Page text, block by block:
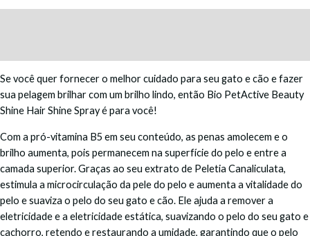
Se você quer fornecer o melhor cuidado para seu gato e cão e fazer
sua pelagem brilhar com um brilho lindo, então Bio PetActive Beauty
Shine Hair Shine Spray é para você!
Com a pró-vitamina B5 em seu conteúdo, as penas amolecem e o
brilho aumenta, pois permanecem na superfície do pelo e entre a
camada superior. Graças ao seu extrato de Peletia Canaliculata,
estimula a microcirculação da pele do pelo e aumenta a vitalidade do
pelo e suaviza o pelo do seu gato e cão. Ele ajuda a remover a
eletricidade e a eletricidade estática, suavizando o pelo do seu gato e
cachorro, retendo e restaurando a umidade, garantindo que o pelo